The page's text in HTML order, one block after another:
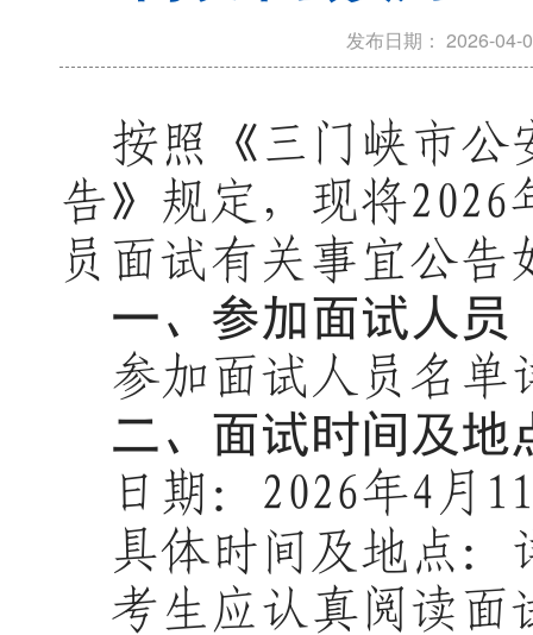
发布日期： 2026-04-
按照《三门峡市公
告》规定，现将2026
员面试有关 事宜公告
一、参加面试人员
参加面试人员名单
二、面试时间及地
日期： 2026年4 月
具体时间及地点：
考生应认真阅读面